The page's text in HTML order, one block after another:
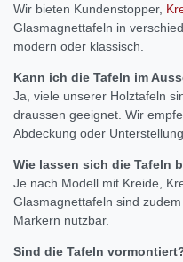
Wir bieten Kundenstopper,
Glasmagnettafeln in
modern oder klassisch.
Kann ich die Tafeln im
Ja, viele unserer Holztafeln
draussen geeignet. Wir
Abdeckung oder
Wie lassen sich die Tafeln
Je nach Modell mit Kreide,
Glasmagnettafeln sind
Markern nutzbar.
Sind die Tafeln